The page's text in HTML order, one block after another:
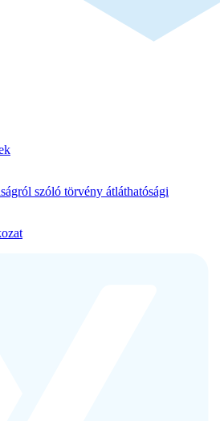
szóló törvény átláthatósági